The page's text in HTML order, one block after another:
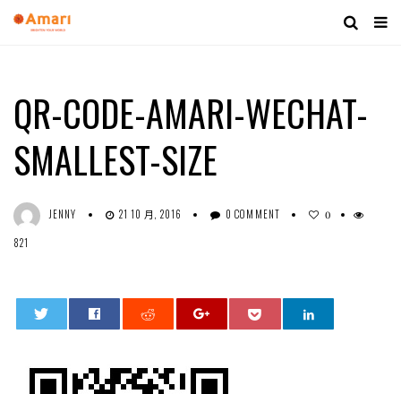
QR-CODE-AMARI-WECHAT-
SMALLEST-SIZE
JENNY 21 10 月, 2016 0 COMMENT 0
821